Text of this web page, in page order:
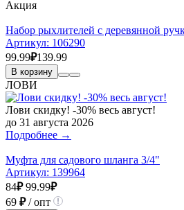
Акция
Набор рыхлителей с деревянной
Артикул: 106290
99.99₽139.99
В корзину
ЛОВИ
Лови скидку! -30% весь август!
до 31 августа 2026
Подробнее →
Муфта для садового шланга 3/4"
Артикул: 139964
84₽ 99.99₽
69 ₽/ опт